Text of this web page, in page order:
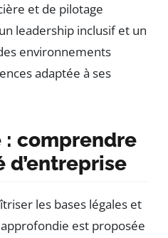
et de pilotage
leadership inclusif et un
environnements
adaptée à ses
comprendre
les bases légales et
est proposée